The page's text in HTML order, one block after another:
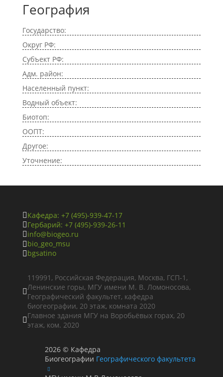
География
Государство:
Округ РФ:
Субъект РФ:
Адм. район:
Населенный пункт:
Водный объект:
Биотоп:
ООПТ:
Другое:
Уточнение:
Кафедра: +7 (495)-939-47-17
Гербарий: +7 (495)-939-26-11
info@biogeo.ru
bio_geo_msu
bgsatino

119991, Российская Федерация, Москва, ГСП-1,
Ленинские горы, МГУ имени М. В. Ломоносова,
Географический факультет, кафедра
биогеографии, 20 этаж, комната 2020
Главное здания МГУ на Воробьёвых горах, 20
этаж, ком. 2020
2026 © Кафедра
Биогеографии Географического факультета